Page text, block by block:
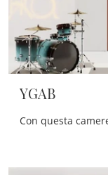
YGAB